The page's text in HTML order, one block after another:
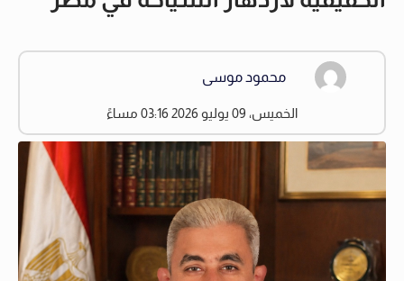
محمود موسى
الخميس، 09 يوليو 2026 03:16 مساءً